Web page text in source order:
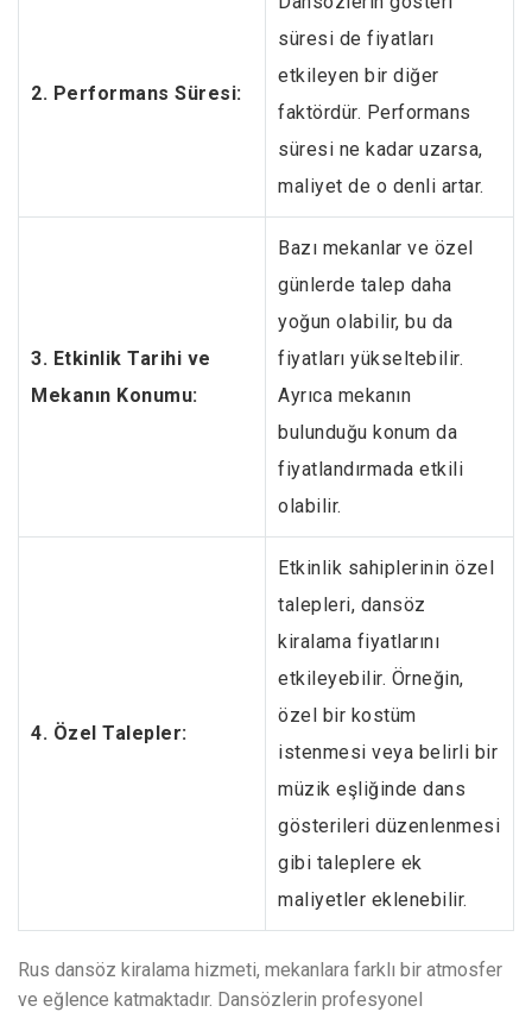
2. Performans Süresi:
süresi de fiyatları
etkileyen bir diğer
faktördür. Performans
süresi ne kadar uzarsa,
maliyet de o denli artar.
3. Etkinlik Tarihi ve
Mekanın Konumu:
Bazı mekanlar ve özel
günlerde talep daha
yoğun olabilir, bu da
fiyatları yükseltebilir.
Ayrıca mekanın
bulunduğu konum da
fiyatlandırmada etkili
olabilir.
4. Özel Talepler:
Etkinlik sahiplerinin özel
talepleri, dansöz
kiralama fiyatlarını
etkileyebilir. Örneğin,
özel bir kostüm
istenmesi veya belirli bir
müzik eşliğinde dans
gösterileri düzenlenmesi
gibi taleplere ek
maliyetler eklenebilir.
Rus dansöz kiralama hizmeti, mekanlara farklı bir atmosfer
ve eğlence katmaktadır. Dansözlerin profesyonel